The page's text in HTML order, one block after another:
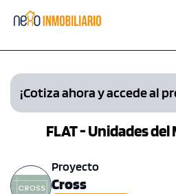
¡Cotiza ahora y accede al
FLAT - Unidades del
Proyecto
Cross